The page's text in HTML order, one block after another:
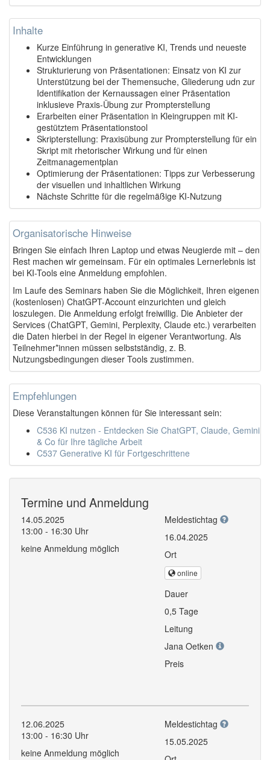
Inhalte
Kurze Einführung in generative KI, Trends und neueste
Entwicklungen
Strukturierung von Präsentationen: Einsatz von KI zur
Unterstützung bei der Themensuche, Gliederung udn zur
Identifikation der Kernaussagen einer Präsentation
inklusieve Praxis-Übung zur Prompterstellung
Erarbeiten einer Präsentation in Kleingruppen mit KI-
gestütztem Präsentationstool
Skripterstellung: Praxisübung zur Prompterstellung für ein
Skript mit rhetorischer Wirkung und für einen
Zeitmanagementplan
Optimierung der Präsentationen: Tipps zur Verbesserung
der visuellen und inhaltlichen Wirkung
Nächste Schritte für die regelmäßige KI-Nutzung
Organisatorische Hinweise
Bringen Sie einfach Ihren Laptop und etwas Neugierde mit – den
Rest machen wir gemeinsam. Für ein optimales Lernerlebnis ist
bei KI-Tools eine Anmeldung empfohlen.
Im Laufe des Seminars haben Sie die Möglichkeit, Ihren eigenen
(kostenlosen) ChatGPT-Account einzurichten und gleich
loszulegen. Die Anmeldung erfolgt freiwillig. Die Anbieter der
Services (ChatGPT, Gemini, Perplexity, Claude etc.) verarbeiten
die Daten hierbei in der Regel in eigener Verantwortung. Als
Teilnehmer*innen müssen selbstständig, z. B.
Nutzungsbedingungen dieser Tools zustimmen.
Empfehlungen
Diese Veranstaltungen können für Sie interessant sein:
C536 KI nutzen - Entdecken Sie ChatGPT, Claude, Gemini
& Co für Ihre tägliche Arbeit
C537 Generative KI für Fortgeschrittene
Termine und Anmeldung
14.05.2025
13:00 - 16:30 Uhr
keine Anmeldung möglich
Meldestichtag
16.04.2025
Ort
online
Dauer
0,5 Tage
Leitung
Jana Oetken
Preis
12.06.2025
13:00 - 16:30 Uhr
keine Anmeldung möglich
Meldestichtag
15.05.2025